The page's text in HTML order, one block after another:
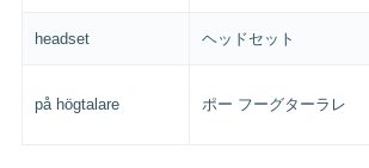
headset ヘッドセット
på högtalare ポー フーグターラレ